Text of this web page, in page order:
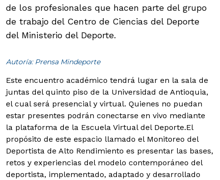
de los profesionales que hacen parte del grupo
de trabajo del Centro de Ciencias del Deporte
del Ministerio del Deporte.
Autoría: Prensa Mindeporte
Este encuentro académico tendrá lugar en la sala de
juntas del quinto piso de la Universidad de Antioquia,
el cual será presencial y virtual. Quienes no puedan
estar presentes podrán conectarse en vivo mediante
la plataforma de la Escuela Virtual del Deporte.El
propósito de este espacio llamado el Monitoreo del
Deportista de Alto Rendimiento es presentar las bases,
retos y experiencias del modelo contemporáneo del
deportista, implementado, adaptado y desarrollado